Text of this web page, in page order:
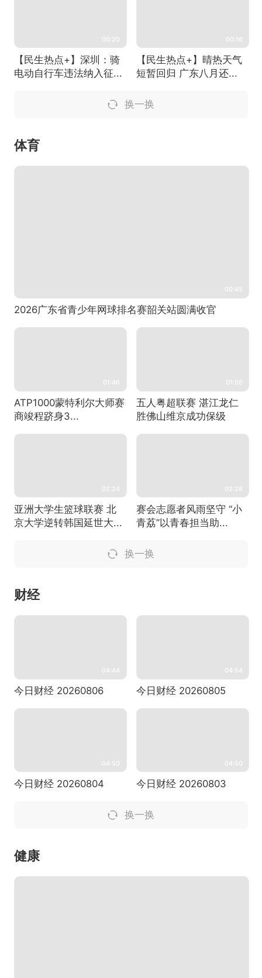
00:20
【民生热点+】深圳：骑
电动自行车违法纳入征...
00:16
【民生热点+】晴热天气
短暂回归 广东八月还...
换一换
体育
00:45
2026广东省青少年网球排名赛韶关站圆满收官
01:46
ATP1000蒙特利尔大师赛
商竣程跻身3...
01:56
五人粤超联赛 湛江龙仁
胜佛山维京成功保级
02:24
亚洲大学生篮球联赛 北
京大学逆转韩国延世大...
02:28
赛会志愿者风雨坚守 “小
青荔”以青春担当助...
换一换
财经
04:44
今日财经 20260806
04:54
今日财经 20260805
04:50
今日财经 20260804
04:50
今日财经 20260803
换一换
健康